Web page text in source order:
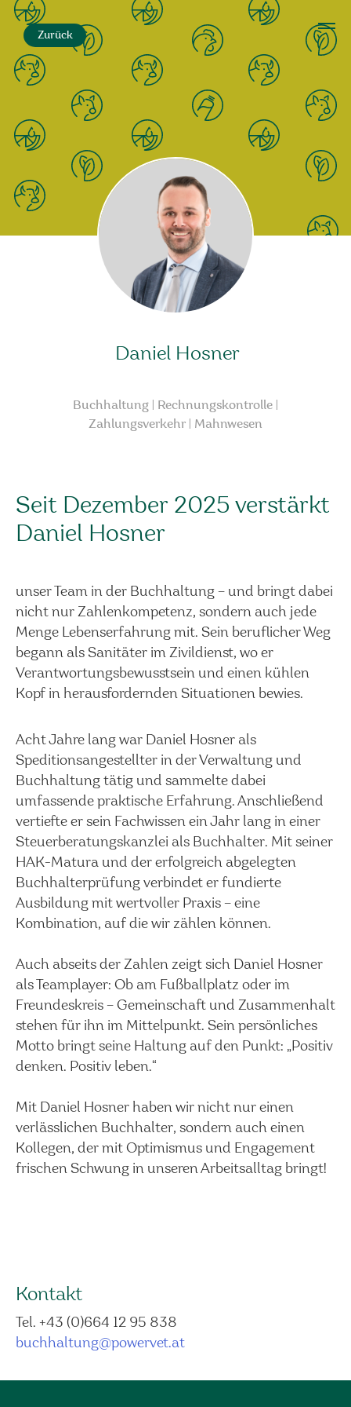
Zurück
Daniel Hosner
Buchhaltung | Rechnungskontrolle |
Zahlungsverkehr | Mahnwesen
Seit Dezember 2025 verstärkt
Daniel Hosner
unser Team in der Buchhaltung – und bringt dabei
nicht nur Zahlenkompetenz, sondern auch jede
Menge Lebenserfahrung mit. Sein beruflicher Weg
begann als Sanitäter im Zivildienst, wo er
Verantwortungsbewusstsein und einen kühlen
Kopf in herausfordernden Situationen bewies.
Acht Jahre lang war Daniel Hosner als
Speditionsangestellter in der Verwaltung und
Buchhaltung tätig und sammelte dabei
umfassende praktische Erfahrung. Anschließend
vertiefte er sein Fachwissen ein Jahr lang in einer
Steuerberatungskanzlei als Buchhalter. Mit seiner
HAK-Matura und der erfolgreich abgelegten
Buchhalterprüfung verbindet er fundierte
Ausbildung mit wertvoller Praxis – eine
Kombination, auf die wir zählen können.
Auch abseits der Zahlen zeigt sich Daniel Hosner
als Teamplayer: Ob am Fußballplatz oder im
Freundeskreis – Gemeinschaft und Zusammenhalt
stehen für ihn im Mittelpunkt. Sein persönliches
Motto bringt seine Haltung auf den Punkt: „Positiv
denken. Positiv leben.“
Mit Daniel Hosner haben wir nicht nur einen
verlässlichen Buchhalter, sondern auch einen
Kollegen, der mit Optimismus und Engagement
frischen Schwung in unseren Arbeitsalltag bringt!
Kontakt
Tel. +43 (0)664 12 95 838
buchhaltung@powervet.at